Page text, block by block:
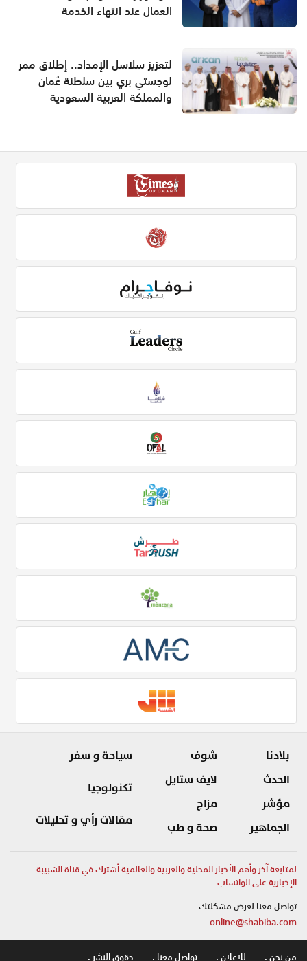
العمال عند انتهاء الخدمة
لتعزيز سلاسل الإمداد.. إطلاق ممر
لوجستي بري بين سلطنة عُمان
والمملكة العربية السعودية
بلادنا
الحدث
مؤشر
الجماهير
شوف
لايف ستايل
مزاج
صحة و طب
سياحة و سفر
تكنولوجيا
مقالات رأي و تحليلات
لمتابعة آخر وأهم الأخبار المحلية والعربية والعالمية أشترك في قناة الشبيبة
الإخبارية على الواتساب
تواصل معنا لعرض مشكلتك
online@shabiba.com